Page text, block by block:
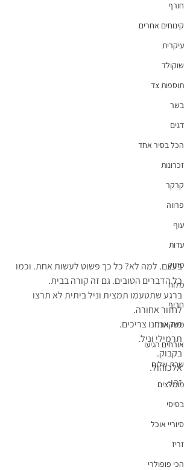
חורף
קינוחים אחרים
עיקרית
שוקולד
תוספות צד
בשר
דגים
הכל בסיר אחד
זכרונות
קרקר
פרווה
עוף
עדות
מתוק
מלוח
חריף
משקאות
אורחים הגיעו
שבת שלום
מומלצים
בסיסי
סיוריי אוכל
זריז
הכי פופולרי
בעצם. למה לא? כל כך פשוט לעשות אחת. וכמו
כל הדברים הטובים. גם זה קורה בבית.
ברגע שתטעמו תמצית וניל ביתית לא תרצו
לחזור אחורה.
מה אנחנו צריכים.
תרמילי וניל.
בקבוק.
אלכוהול.
זהו.